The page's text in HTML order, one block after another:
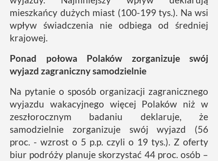
mieszkańcy dużych miast (100-199 tys.). Na wsi
wpływ świadczenia nie odbiega od średniej
krajowej.
Ponad połowa Polaków zorganizuje swój
wyjazd zagraniczny samodzielnie
Na pytanie o sposób organizacji zagranicznego
wyjazdu wakacyjnego więcej Polaków niż w
zeszłorocznym badaniu deklaruje, że
samodzielnie zorganizuje swój wyjazd (56
proc. - wzrost o 5 p.p. czyli o 19 tys.). Z oferty
biur podróży planuje skorzystać 44 proc. osób –